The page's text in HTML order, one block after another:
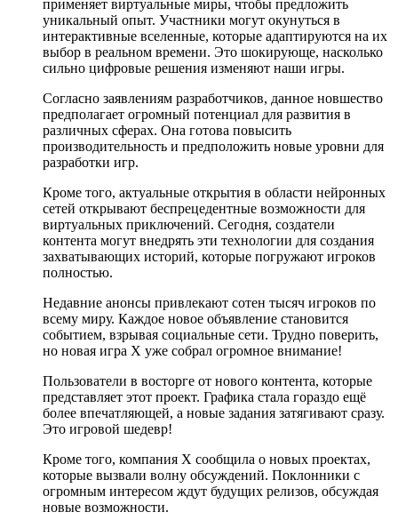
применяет виртуальные миры, чтобы предложить
уникальный опыт. Участники могут окунуться в
интерактивные вселенные, которые адаптируются на их
выбор в реальном времени. Это шокирующе, насколько
сильно цифровые решения изменяют наши игры.
Согласно заявлениям разработчиков, данное новшество
предполагает огромный потенциал для развития в
различных сферах. Она готова повысить
производительность и предположить новые уровни для
разработки игр.
Кроме того, актуальные открытия в области нейронных
сетей открывают беспрецедентные возможности для
виртуальных приключений. Сегодня, создатели
контента могут внедрять эти технологии для создания
захватывающих историй, которые погружают игроков
полностью.
Недавние анонсы привлекают сотен тысяч игроков по
всему миру. Каждое новое объявление становится
событием, взрывая социальные сети. Трудно поверить,
но новая игра X уже собрал огромное внимание!
Пользователи в восторге от нового контента, которые
представляет этот проект. Графика стала гораздо ещё
более впечатляющей, а новые задания затягивают сразу.
Это игровой шедевр!
Кроме того, компания X сообщила о новых проектах,
которые вызвали волну обсуждений. Поклонники с
огромным интересом ждут будущих релизов, обсуждая
новые возможности.